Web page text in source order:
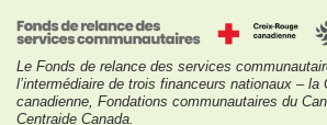
Le Fonds de relance des services
l’intermédiaire de trois financeurs nationaux – la
canadienne, Fondations communautaires du
Centraide Canada.